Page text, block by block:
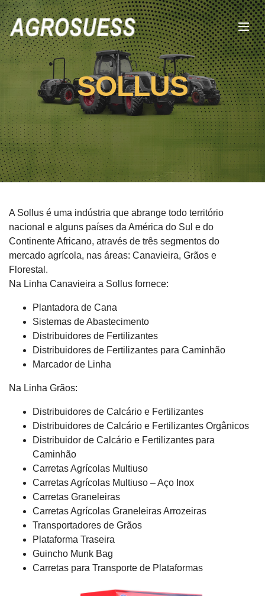
SOLLUS
A Sollus é uma indústria que abrange todo território
nacional e alguns países da América do Sul e do
Continente Africano, através de três segmentos do
mercado agrícola, nas áreas: Canavieira, Grãos e
Florestal.
Na Linha Canavieira a Sollus fornece:
Plantadora de Cana
Sistemas de Abastecimento
Distribuidores de Fertilizantes
Distribuidores de Fertilizantes para Caminhão
Marcador de Linha
Na Linha Grãos:
Distribuidores de Calcário e Fertilizantes
Distribuidores de Calcário e Fertilizantes Orgânicos
Distribuidor de Calcário e Fertilizantes para
Caminhão
Carretas Agrícolas Multiuso
Carretas Agrícolas Multiuso – Aço Inox
Carretas Graneleiras
Carretas Agrícolas Graneleiras Arrozeiras
Transportadores de Grãos
Plataforma Traseira
Guincho Munk Bag
Carretas para Transporte de Plataformas